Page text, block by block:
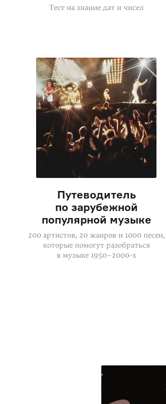
Тест на знание дат и чисел
Путеводитель
по зарубежной
популярной музыке
200 артистов, 20 жанров и 1000 песен,
которые помогут разобраться
в музыке 1950–2000-х